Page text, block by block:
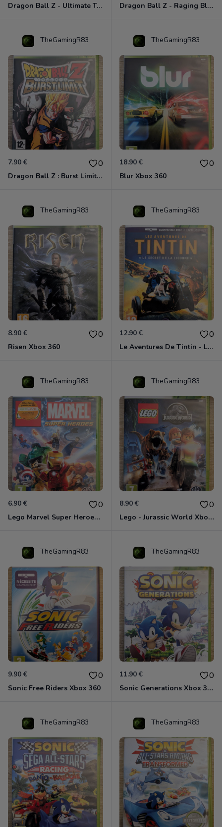
Dragon Ball Z - Ultimate Tenkaichi Xbox 360 Dragon Ball Z - Raging Blast Xbox 360
TheGamingR83
7.90 € 0
Dragon Ball Z : Burst Limit Xbox 360
TheGamingR83
18.90 € 0
Blur Xbox 360
TheGamingR83
8.90 € 0
Risen Xbox 360
TheGamingR83
12.90 € 0
Le Aventures De Tintin - Le Secret De La Licorne Xbox 360
TheGamingR83
6.90 € 0
Lego Marvel Super Heroes Xbox 360
TheGamingR83
8.90 € 0
Lego - Jurassic World Xbox 360
TheGamingR83
9.90 € 0
Sonic Free Riders Xbox 360
TheGamingR83
11.90 € 0
Sonic Generations Xbox 360
TheGamingR83 TheGamingR83